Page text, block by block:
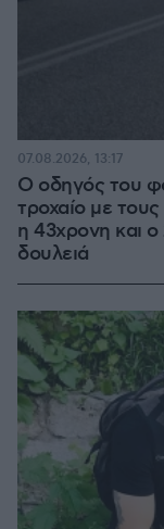
Ο οδηγός του
τροχαίο με
η 43χρονη και ο
δουλειά
07.08.2026, 13:17